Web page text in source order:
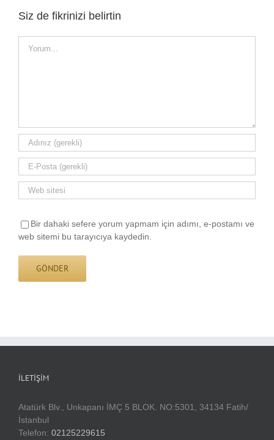
Siz de fikrinizi belirtin
Bir dahaki sefere yorum yapmam için adımı, e-postamı ve
web sitemi bu tarayıcıya kaydedin.
İLETIŞIM
Atatürk Blv., Unkapanı İMÇ 5 BLOK. NO:5301, 34134 Fatih/
İstanbul
Telefon: 02125229615